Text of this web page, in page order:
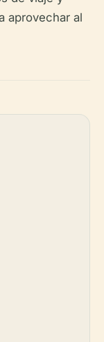
aprovechar al